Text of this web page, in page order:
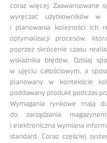
coraz więcej. Zaawansowane
wyręczać użytkowników w
i planowania kolejności ich
optymalizacji procesów,
poprzez skrócenie czasu
wskaźnika błędów. Dzisiaj
w ujęciu całościowym, a
planowany w kontekście
poddawany produkt podczas
Wymagania rynkowe mają
do zarządzania
i elektroniczna wymiana
standard. Coraz częściej